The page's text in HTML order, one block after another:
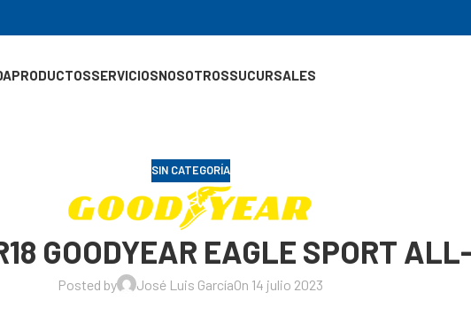
PRODUCTOSSERVICIOSNOSOTROSSUCURSALES
SIN CATEGORÍA
GOODYEAR EAGLE SPORT
Posted by José Luis GarcíaOn 14 julio 2023